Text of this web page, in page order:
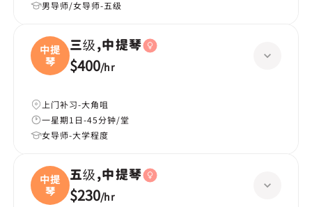
男导师/女导师-五级
中提
琴
三级,中提琴
$400/hr
上门补习-大角咀
一星期1日-45分钟/堂
女导师-大学程度
中提
琴
五级,中提琴
$230/hr